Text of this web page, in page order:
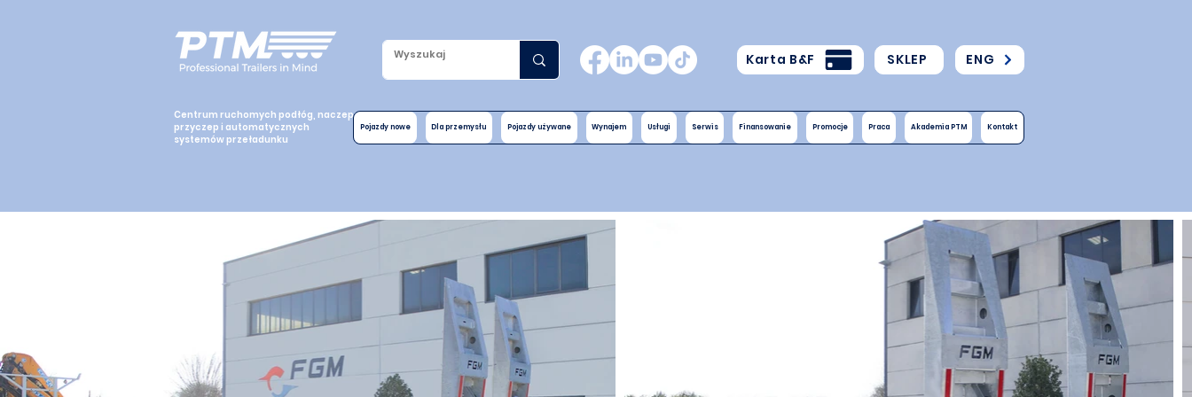
SKLEP ENG
Karta B&F
Centrum ruchomych podłóg, naczep,
przyczep i automatycznych
systemów przeładunku
Pojazdy nowe Dla przemysłu Pojazdy używane Wynajem Usługi Serwis Finansowanie Promocje Praca Akademia PTM Kontakt